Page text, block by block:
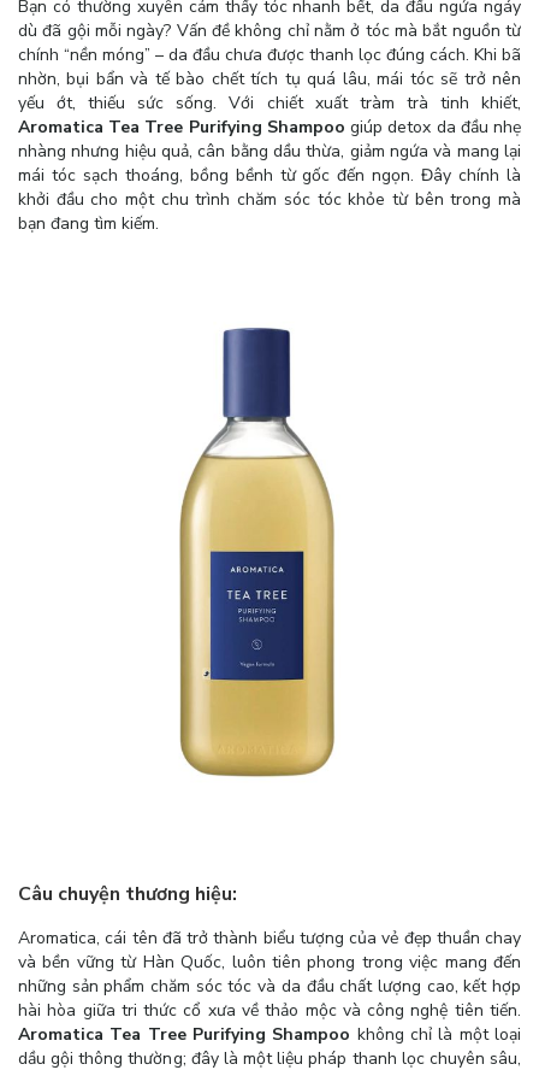
Bạn có thường xuyên cảm thấy tóc nhanh bết, da đầu ngứa ngáy
dù đã gội mỗi ngày? Vấn đề không chỉ nằm ở tóc mà bắt nguồn từ
chính “nền móng” – da đầu chưa được thanh lọc đúng cách. Khi bã
nhờn, bụi bẩn và tế bào chết tích tụ quá lâu, mái tóc sẽ trở nên
yếu ớt, thiếu sức sống. Với chiết xuất tràm trà tinh khiết,
Aromatica Tea Tree Purifying Shampoo giúp detox da đầu nhẹ
nhàng nhưng hiệu quả, cân bằng dầu thừa, giảm ngứa và mang lại
mái tóc sạch thoáng, bồng bềnh từ gốc đến ngọn. Đây chính là
khởi đầu cho một chu trình chăm sóc tóc khỏe từ bên trong mà
bạn đang tìm kiếm.
Câu chuyện thương hiệu:
Aromatica, cái tên đã trở thành biểu tượng của vẻ đẹp thuần chay
và bền vững từ Hàn Quốc, luôn tiên phong trong việc mang đến
những sản phẩm chăm sóc tóc và da đầu chất lượng cao, kết hợp
hài hòa giữa tri thức cổ xưa về thảo mộc và công nghệ tiên tiến.
Aromatica Tea Tree Purifying Shampoo không chỉ là một loại
dầu gội thông thường; đây là một liệu pháp thanh lọc chuyên sâu,